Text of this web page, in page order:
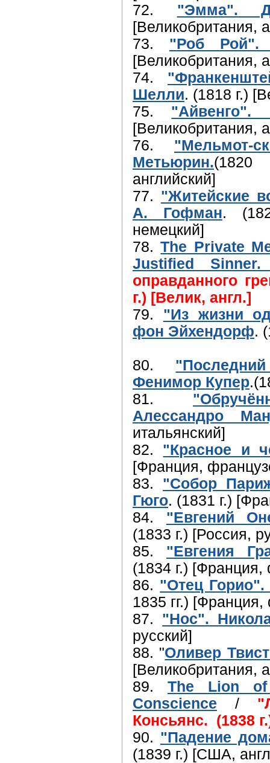
72. "Эмма".
[Великобритания,
73. "Роб Рой".
[Великобритания,
74.
Шелли. (1818 г.)
75. "Айвенго".
[Великобритания,
76. "Мельмот-
Метьюрин.
английский]
77. "Житейские
А. Гофман.
немецкий]
78.The Private
Justified
оправданного
г.) [Велик, англ.]
79. "Из жизни
фон Эйхендорф.
80.
Фенимор Купер
81.
Алессандро
итальянский]
82. "Красное и
[Франция,
83. "Собор
Гюго. (1831 г.)
84. "Евгений
(1833 г.) [Россия,
85. "Евгения
(1834 г.) [Франция,
86. "Отец
1835 гг.)
87. "Нос".
русский]
88. "Оливер
[Великобритания,
89. The Lion
Conscience /
Консьянс. (1838
90. "Падение
(1839 г.) [США,